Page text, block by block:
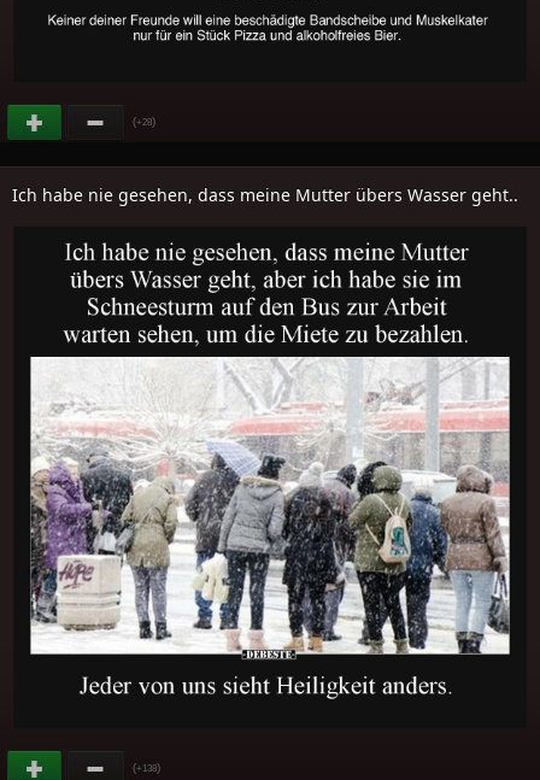
(+28)
Ich habe nie gesehen, dass meine Mutter übers Wasser geht..
(+138)